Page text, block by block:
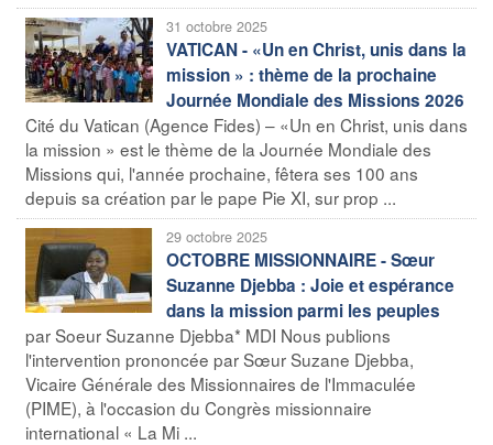
31 octobre 2025
VATICAN - «Un en Christ, unis dans la
mission » : thème de la prochaine
Journée Mondiale des Missions 2026
Cité du Vatican (Agence Fides) – «Un en Christ, unis dans
la mission » est le thème de la Journée Mondiale des
Missions qui, l'année prochaine, fêtera ses 100 ans
depuis sa création par le pape Pie XI, sur prop ...
29 octobre 2025
OCTOBRE MISSIONNAIRE - Sœur
Suzanne Djebba : Joie et espérance
dans la mission parmi les peuples
par Soeur Suzanne Djebba* MDI Nous publions
l'intervention prononcée par Sœur Suzane Djebba,
Vicaire Générale des Missionnaires de l'Immaculée
(PIME), à l'occasion du Congrès missionnaire
international « La Mi ...